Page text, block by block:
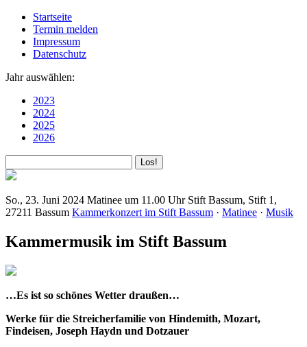
Startseite
Termin melden
Impressum
Datenschutz
Jahr auswählen:
2023
2024
2025
2026
So., 23. Juni 2024 Matinee um 11.00 Uhr Stift Bassum, Stift 1,
27211 Bassum Kammerkonzert im Stift Bassum · Matinee · Musik
Kammermusik im Stift Bassum
…Es ist so schönes Wetter draußen…
Werke für die Streicherfamilie von Hindemith, Mozart,
Findeisen, Joseph Haydn und Dotzauer